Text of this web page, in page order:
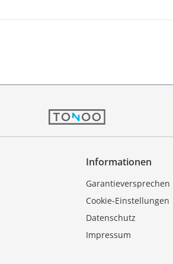
Informationen
Garantieversprechen
Cookie-Einstellungen
Datenschutz
Impressum